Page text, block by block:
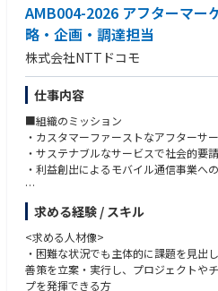
・ディープテック領域における量産
EOLまで一気通貫で経験できます。
事業計画が短期間で変化する環境の中
ことで、不確実性の高い状況下での意
・また、タイ拠点をはじめとする今後
オペレーションの構築に関与できる機会
現時点では国内中心の体制であり、海
が、事業の成長とともにこの領域へ携
【ポジションの魅力・魅力】
・ファブレス体制のもと、製造委託先
までを担い、量産オペレーションの中
・仕組みがまだ整いきっていないスタ
に業務の標準化を推進でき、事業の成
ていける環境です。
・Tableau・PowerBI等によるデータ分
・海外拠点・海外サプライヤとのやり取
・工程管理業務経験
【求める人物像】
・事業環境が変化する環境でも、自ら
・現場実務から経営層への報告まで幅
・コミュニケーション能力が高く、関
・課題を第三者目線で分析でき、大局
・創意工夫しながら主体的に業務に取
・地道な作業を厭わない人
AMB004-2026 アフターマ
略・企画・調達担当
株式会社NTTドコモ
仕事内容
■組織のミッション
・カスタマーファーストなアフターサ
・サステナブルなサービスで社会的要
・利益創出によるモバイル通信事業へ
■組織の業務概要
・アフターサービスでお客さまに提供
・補償サービスにおける求償予測AIシ
・事業計画策定業務（KPI、収支計画
・グローバルベンダー等との交渉、契
求める経験 / スキル
<求める人材像>
・困難な状況でも主体的に課題を見出
善策を立案・実行し、プロジェクトや
プを発揮できる方